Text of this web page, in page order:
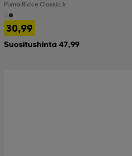
Puma Rickie Classic Jr
30,99
Suositushinta 47,99